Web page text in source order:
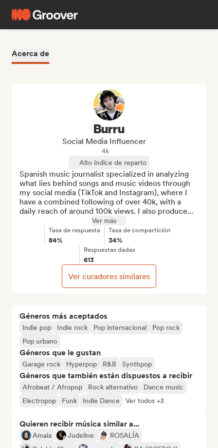
Acerca de
Géneros más aceptados
Indie pop Indie rock Pop internacional
Pop rock
Pop urbano
Géneros que le gustan
Garage rock Hyperpop R&B Synthpop
Géneros que también están dispuestos a recibir
Afrobeat / Afropop Rock alternativo
Dance music
Electropop
Funk Indie Dance Ver todos +3
Quieren recibir música similar a...
Amaia Judeline
ROSALÍA
Burru
Social Media Influencer
4k
Alto índice de reparto
Spanish music journalist specialized in analyzing
what lies behind songs and music videos through
my social media (TikTok and Instagram), where I
have a combined following of over 40k, with a
daily reach of around 100k views. I also produce...
Ver más
Tasa de respuesta
84%
Tasa de compartición
34%
Respuestas dadas
613
Ver curadores similares